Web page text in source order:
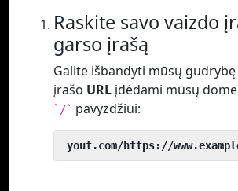
Raskite savo vaizdo
garso įrašą
Galite išbandyti mūsų
įrašo URL įdėdami mūsų
`/` pavyzdžiui:
yout.com/https://